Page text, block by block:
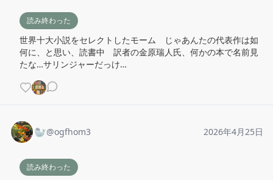
読み終わった
世界十大小説をセレクトしたモーム　じゃあんたの代表作は如
何に、と思い、読書中　訳者の金原瑞人氏、何かの本で名前見
たな…サリンジャーだっけ…
🦭@ogfhom3 2026年4月25日
読み終わった